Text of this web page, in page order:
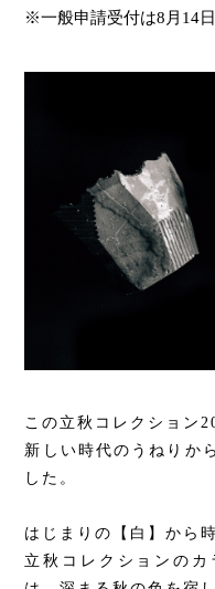
※一般申請受付は8月 14
この立秋コレクション
新しい時代のうねりか
した。
はじまりの【白】から
立秋コレクションのカ